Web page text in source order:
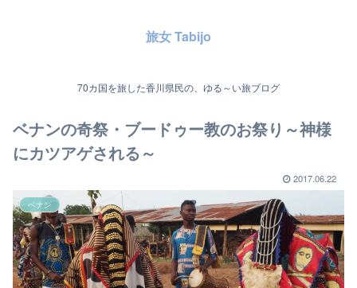
旅女 Tabijo
70カ国を旅した香川県民の、ゆる～い旅ブログ
ベナンの奇祭・ブードゥー教のお祭り～神様
にカツアゲされる～
2017.06.22
ベナン